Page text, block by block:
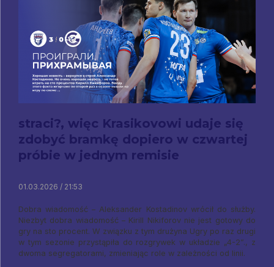
straci?, więc Krasikovowi udaje się
zdobyć bramkę dopiero w czwartej
próbie w jednym remisie
01.03.2026 / 21:53
Dobra wiadomość – Aleksander Kostadinov wrócił do służby.
Niezbyt dobra wiadomość – Kirill Nikiforov nie jest gotowy do
gry na sto procent. W związku z tym drużyna Ugry po raz drugi
w tym sezonie przystąpiła do rozgrywek w układzie „4-2”., z
dwoma segregatorami, zmieniając role w zależności od linii.